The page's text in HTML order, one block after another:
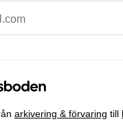
arkivering & förvaring till